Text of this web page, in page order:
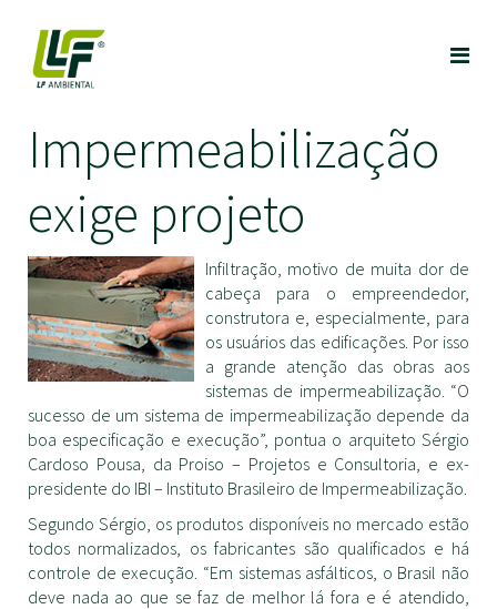
Impermeabilização
exige projeto
Infiltração, motivo de muita dor de
cabeça para o empreendedor,
construtora e, especialmente, para
os usuários das edificações. Por isso
a grande atenção das obras aos
sistemas de impermeabilização. “O
sucesso de um sistema de impermeabilização depende da
boa especificação e execução”, pontua o arquiteto Sérgio
Cardoso Pousa, da Proiso – Projetos e Consultoria, e ex-
presidente do IBI – Instituto Brasileiro de Impermeabilização.
Segundo Sérgio, os produtos disponíveis no mercado estão
todos normalizados, os fabricantes são qualificados e há
controle de execução. “Em sistemas asfálticos, o Brasil não
deve nada ao que se faz de melhor lá fora e é atendido,